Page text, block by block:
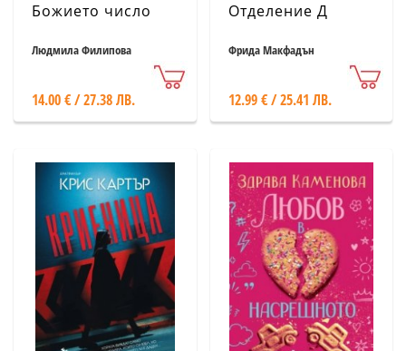
Божието число
Людмила Филипова
14.00 € / 27.38 ЛВ.
Отделение Д
Фрида Макфадън
12.99 € / 25.41 ЛВ.